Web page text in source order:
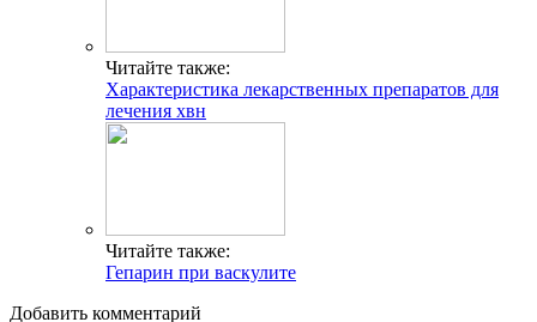
Читайте также:
Характеристика лекарственных препаратов для
лечения хвн
Читайте также:
Гепарин при васкулите
Добавить комментарий